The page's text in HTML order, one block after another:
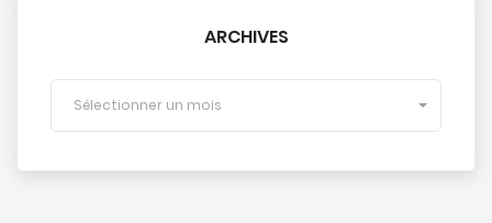
ARCHIVES
Sélectionner un mois